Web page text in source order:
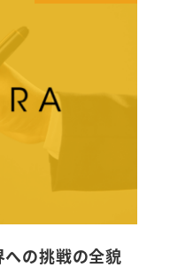
の挑戦の全貌